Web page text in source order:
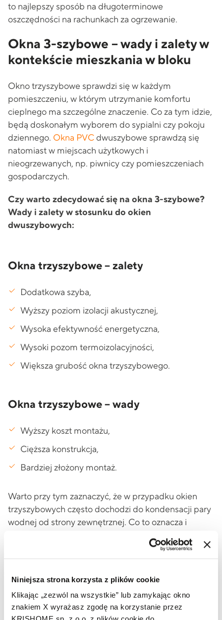
Niniejsza strona korzysta z plików cookie
Klikając „zezwól na wszystkie” lub zamykając okno
znakiem X wyrażasz zgodę na korzystanie przez
to najlepszy sposób na długoterminowe
oszczędności na rachunkach za ogrzewanie.
Okna 3-szybowe – wady i zalety w
kontekście mieszkania w bloku
Okno trzyszybowe sprawdzi się w każdym
pomieszczeniu, w którym utrzymanie komfortu
cieplnego ma szczególne znaczenie. Co za tym idzie,
będą doskonałym wyborem do sypialni czy pokoju
dziennego. Okna PVC dwuszybowe sprawdzą się
natomiast w miejscach użytkowych i
nieogrzewanych, np. piwnicy czy pomieszczeniach
gospodarczych.
Czy warto zdecydować się na okna 3-szybowe?
Wady i zalety w stosunku do okien
dwuszybowych:
Okna trzyszybowe – zalety
Dodatkowa szyba,
Wyższy poziom izolacji akustycznej,
Wysoka efektywność energetyczna,
Wysoki pozom termoizolacyjności,
Większa grubość okna trzyszybowego.
Okna trzyszybowe – wady
Wyższy koszt montażu,
Cięższa konstrukcja,
Bardziej złożony montaż.
Warto przy tym zaznaczyć, że w przypadku okien
trzyszybowych często dochodzi do kondensacji pary
wodnej od strony zewnętrznej. Co to oznacza i
dlaczego niektóre okna parują od zewnątrz?
Okna 3-szybowe w bloku a
wentylacja i parowanie
Zastanawiasz się, dlaczego okna trzyszybowe parują
od wewnątrz? Poza sezonem grzewczym powietrze